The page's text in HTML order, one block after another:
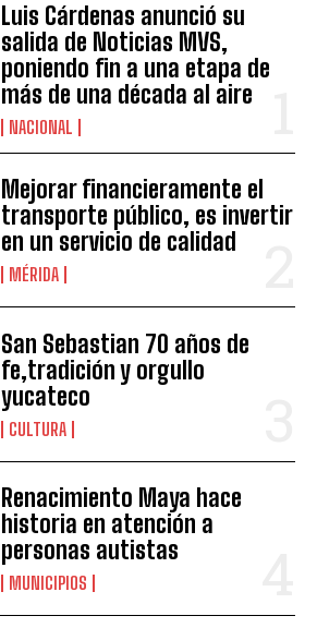
Luis Cárdenas anunció su
salida de Noticias MVS,
poniendo fin a una etapa de
más de una década al aire
NACIONAL
Mejorar financieramente el
transporte público, es invertir
en un servicio de calidad
MÉRIDA
San Sebastian 70 años de
fe,tradición y orgullo
yucateco
CULTURA
Renacimiento Maya hace
historia en atención a
personas autistas
MUNICIPIOS